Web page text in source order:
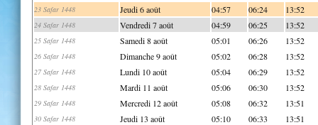
23 Safar 1448 Jeudi 6 août 04:57 06:24 13:52
24 Safar 1448 Vendredi 7 août 04:59 06:25 13:52
25 Safar 1448 Samedi 8 août 05:01 06:26 13:52
26 Safar 1448 Dimanche 9 août 05:02 06:28 13:52
27 Safar 1448 Lundi 10 août 05:04 06:29 13:52
28 Safar 1448 Mardi 11 août 05:06 06:30 13:52
29 Safar 1448 Mercredi 12 août 05:08 06:32 13:51
30 Safar 1448 Jeudi 13 août 05:10 06:33 13:51